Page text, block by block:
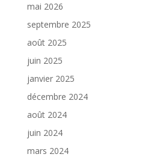
mai 2026
septembre 2025
août 2025
juin 2025
janvier 2025
décembre 2024
août 2024
juin 2024
mars 2024